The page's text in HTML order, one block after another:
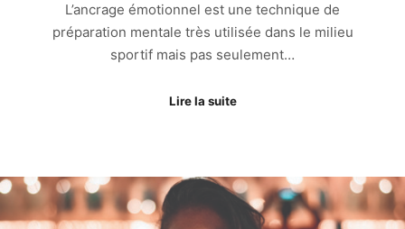
L’ancrage émotionnel est une technique de
préparation mentale très utilisée dans le milieu
sportif mais pas seulement…
Lire la suite